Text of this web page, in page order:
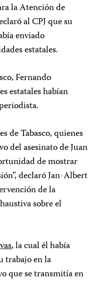
la Atención de
al CPJ que su
enviado
estatales.
Fernando
estatales habían
de Tabasco, quienes
del asesinato de Juan
de mostrar
declaró Jan-Albert
de la
sobre el
, la cual él había
trabajo en la
que se transmitía en